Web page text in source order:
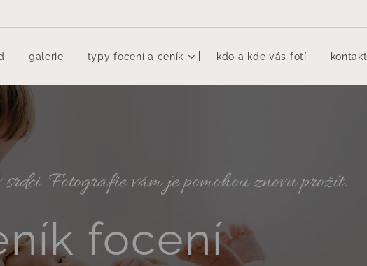
galerie typy focení a ceník kdo a kde vás fotí kontakt
Fotografie vám je pomohou znovu prožít.
focení